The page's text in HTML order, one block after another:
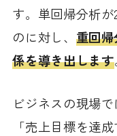
す。単回帰分析
のに対し、 重回
係を導き出します
ビジネスの現場で
「売上目標を達